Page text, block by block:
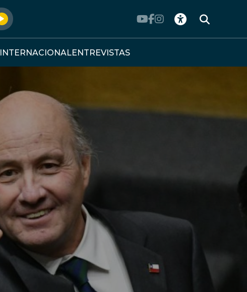
INTERNACIONALENTREVISTAS